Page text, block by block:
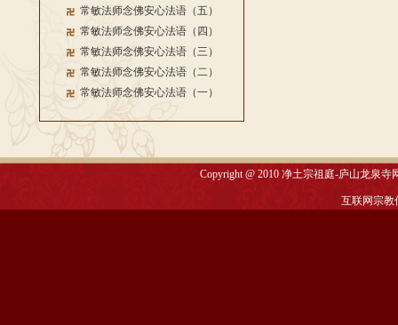
常敏法师念佛安心法语（五）
常敏法师念佛安心法语（四）
常敏法师念佛安心法语（三）
常敏法师念佛安心法语（二）
常敏法师念佛安心法语（一）
Copyright @ 2010净土宗祖庭-庐山龙泉寺
互联网宗教